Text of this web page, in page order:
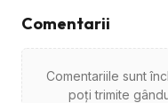
Comentarii
Comentariile sunt
poți trimite